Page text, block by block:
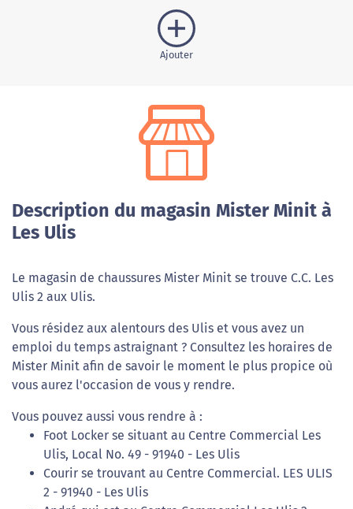
Ajouter
Description du magasin Mister Minit à
Les Ulis
Le magasin de chaussures Mister Minit se trouve C.C. Les
Ulis 2 aux Ulis.
Vous résidez aux alentours des Ulis et vous avez un
emploi du temps astraignant ? Consultez les horaires de
Mister Minit afin de savoir le moment le plus propice où
vous aurez l'occasion de vous y rendre.
Vous pouvez aussi vous rendre à :
Foot Locker se situant au Centre Commercial Les
Ulis, Local No. 49 - 91940 - Les Ulis
Courir se trouvant au Centre Commercial. LES ULIS
2 - 91940 - Les Ulis